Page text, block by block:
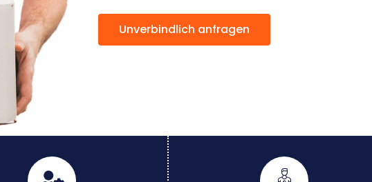
Unverbindlich anfragen